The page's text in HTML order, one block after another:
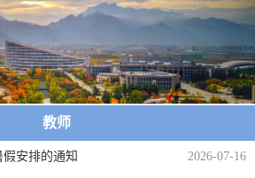
教师
2026-07-16
假安排的通知